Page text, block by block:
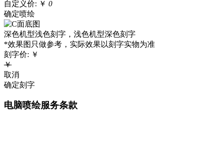
自定义价: ￥ 0
确定喷绘
深色机型浅色刻字，浅色机型深色刻字
*效果图只做参考，实际效果以刻字实物为准
刻字价: ￥
￥
取消
确定刻字
电脑喷绘服务条款